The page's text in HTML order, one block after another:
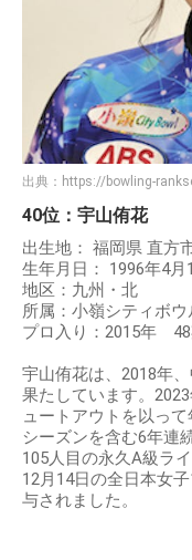
出典： https://bowling-
40位：宇山侑花
出生地： 福岡県 直方
生年月日： 1996年4月
地区：九州・北
所属：小嶺シティボウ
プロ入り：2015年
宇山侑花は、2018年
果たしています。
ュートアウトを以っ
シーズンを含む6年連
105人目の永久A級ラ
12月14日の全日本女
与されました。